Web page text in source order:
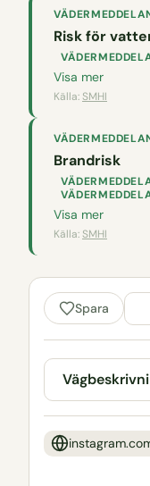
Risk för
Visa mer
Källa: SMHI
Brandrisk
Visa mer
Källa: SMHI
Spara